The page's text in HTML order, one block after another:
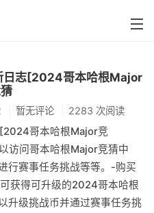
jp
志[2024哥本哈根Major
暂无评论 2283 次阅读
哥本哈根Major竞
访问哥本哈根Major竞猜中
行赛事任务挑战等等。-购买
获得可升级的2024哥本哈根
升级挑战币并通过赛事任务挑